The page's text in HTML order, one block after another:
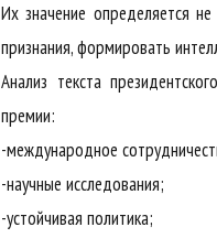
Их значение определяется
признания, формировать
Анализ текста
премии:
-международное
-научные исследования;
-устойчивая политика;